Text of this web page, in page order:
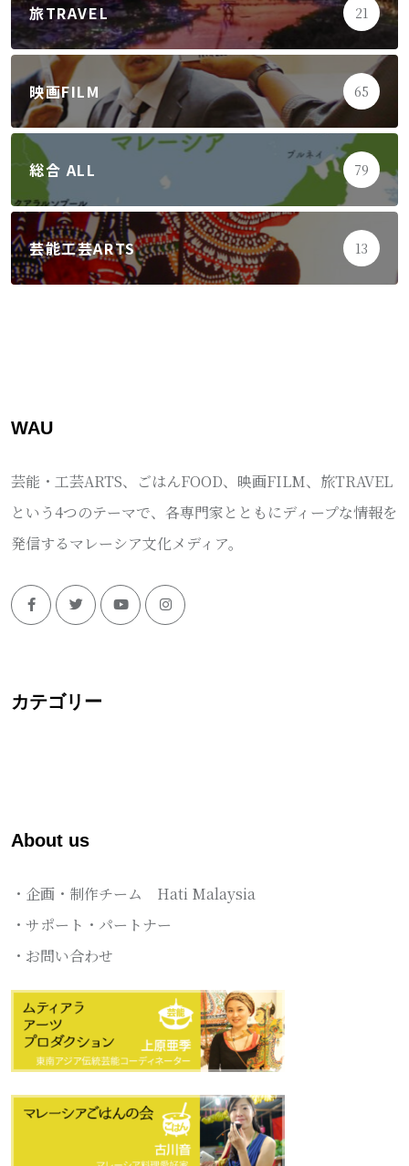
旅TRAVEL 21
映画FILM 65
総合 ALL 79
芸能工芸ARTS 13
WAU
芸能・工芸ARTS、ごはんFOOD、映画FILM、旅TRAVEL
という4つのテーマで、各専門家とともにディープな情報を
発信するマレーシア文化メディア。
カテゴリー
About us
・企画・制作チーム Hati Malaysia
・サポート・パートナー
・お問い合わせ